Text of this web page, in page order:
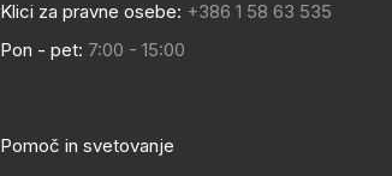
Klici za pravne osebe: +386 1 58 63 535
Pon - pet: 7:00 - 15:00
Pomoč in svetovanje